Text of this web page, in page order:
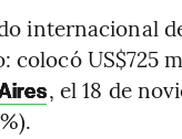
internacional
colocó US$725
, el 18 de